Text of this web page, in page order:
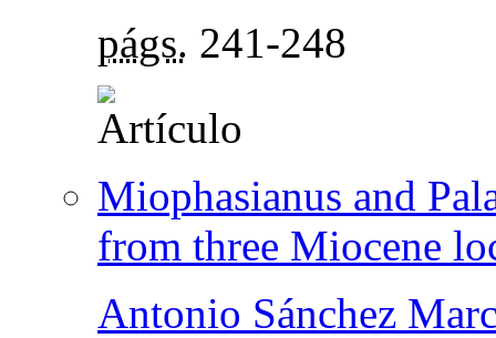
págs. 241-248
Miophasianus and
from three Miocene
Antonio Sánchez